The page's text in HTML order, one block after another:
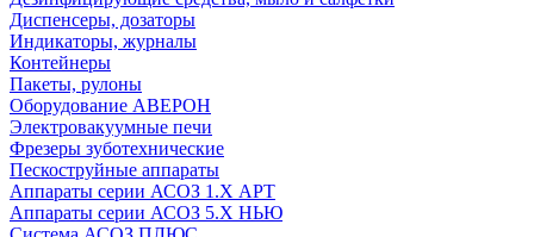
Диспенсеры, дозаторы
Индикаторы, журналы
Контейнеры
Пакеты, рулоны
Оборудование АВЕРОН
Электровакуумные печи
Фрезеры зуботехнические
Пескоструйные аппараты
Аппараты серии АСОЗ 1.Х АРТ
Аппараты серии АСОЗ 5.Х НЬЮ